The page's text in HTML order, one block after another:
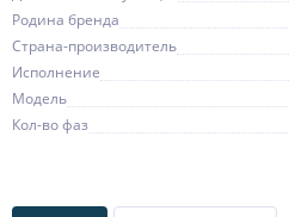
Родина бренда
Страна-производитель
Исполнение
Модель
Кол-во фаз